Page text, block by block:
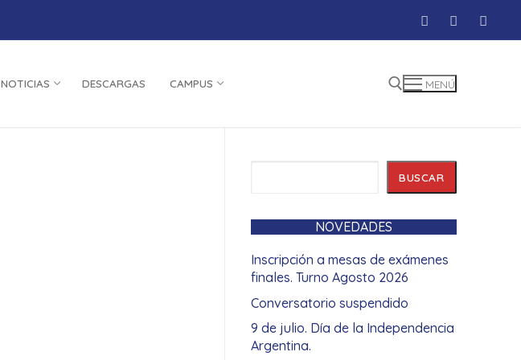
NOTICIAS DESCARGAS CAMPUS MENÚ
BUSCAR
NOVEDADES
Inscripción a mesas de exámenes
finales. Turno Agosto 2026
Conversatorio suspendido
9 de julio. Día de la Independencia
Argentina.